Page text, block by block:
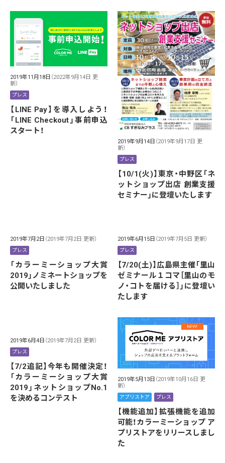
2019年11月18日 （2022年9月14日 更
新）
プレス
【LINE Pay】を導入しよう！
「LINE Checkout」事前申込
スタート！
2019年9月14日 （2019年9月17日 更
新）
プレス
【10/1(火)】東京・中野区「ネ
ットショップ出店 創業支援
セミナー」に登壇いたします
2019年7月2日 （2019年7月2日 更新）
プレス
「カラーミーショップ大賞
2019」ノミネートショップを
公開いたしました
2019年6月15日 （2019年7月5日 更新）
プレス
【7/20(土)】広島県主催「里山
ゼミナール１コマ［里山のモ
ノ・コトを届ける］」に登壇い
たします
2019年6月4日 （2019年7月2日 更新）
プレス
【7/2追記】今年も開催決定！
「カラーミーショップ大賞
2019」ネットショップNo.1
を決めるコンテスト
2019年5月13日 （2019年10月16日 更
新）
アプリストア プレス
【機能追加】拡張機能を追加
可能！カラーミーショップ ア
プリストアをリリースしまし
た